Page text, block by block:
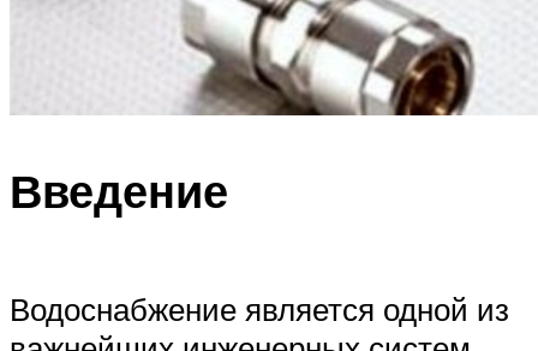
Введение
Водоснабжение является одной из